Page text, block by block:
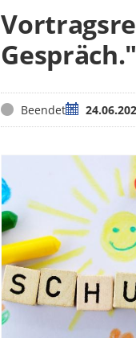
Gespräch."
StatusBeendetTermin